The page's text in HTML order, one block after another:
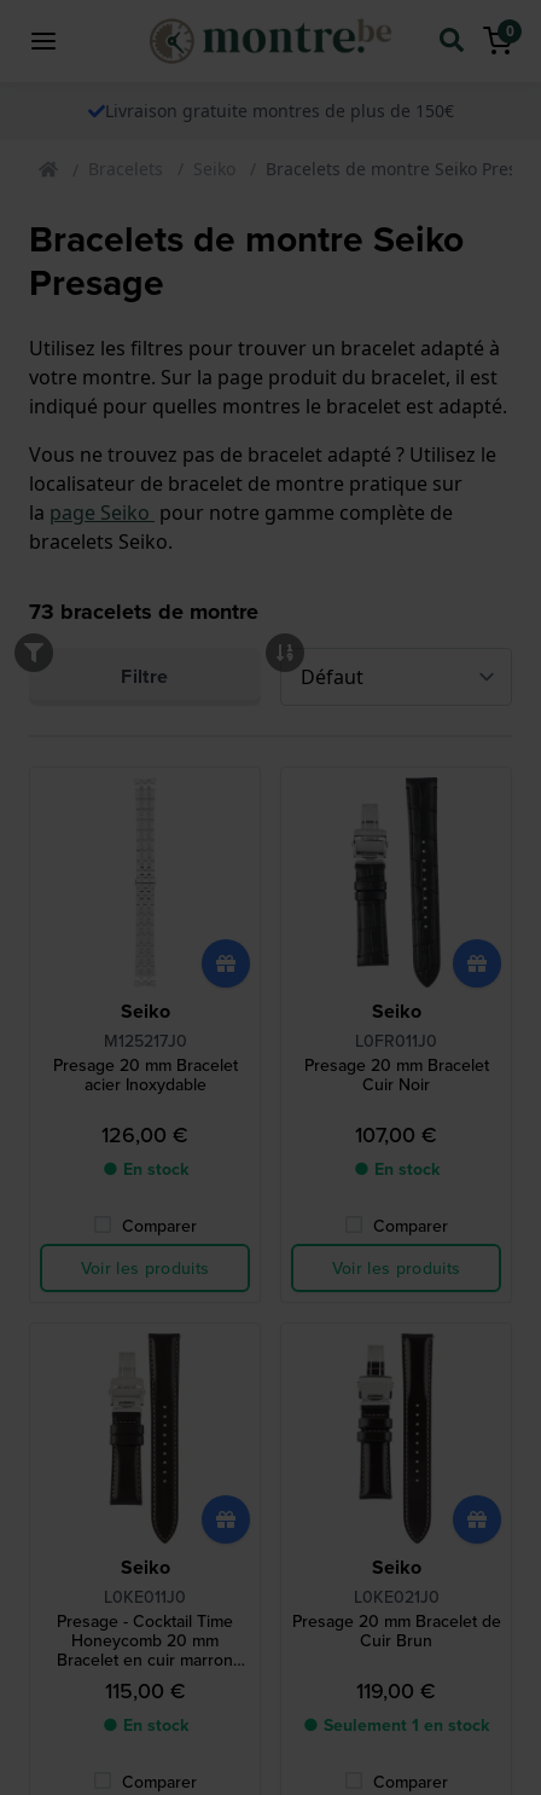
0
Livraison gratuite montres de plus de 150€
Bracelets Seiko Bracelets de montre Seiko
Bracelets de montre Seiko
Presage
Utilisez les filtres pour trouver un bracelet adapté à
votre montre. Sur la page produit du bracelet, il est
indiqué pour quelles montres le bracelet est adapté.
Vous ne trouvez pas de bracelet adapté ? Utilisez le
localisateur de bracelet de montre pratique sur
la page Seiko pour notre gamme complète de
bracelets Seiko.
73 bracelets de montre
Filtre
Seiko
M125217J0
Presage 20 mm Bracelet
acier Inoxydable
126,00 €
● En stock
Comparer
Voir les produits
Seiko
L0FR011J0
Presage 20 mm Bracelet
Cuir Noir
107,00 €
● En stock
Comparer
Voir les produits
Seiko
L0KE011J0
Presage - Cocktail Time
Honeycomb 20 mm
Bracelet en cuir marron
foncé
115,00 €
● En stock
Comparer
Seiko
L0KE021J0
Presage 20 mm Bracelet de
Cuir Brun
119,00 €
● Seulement 1 en stock
Comparer